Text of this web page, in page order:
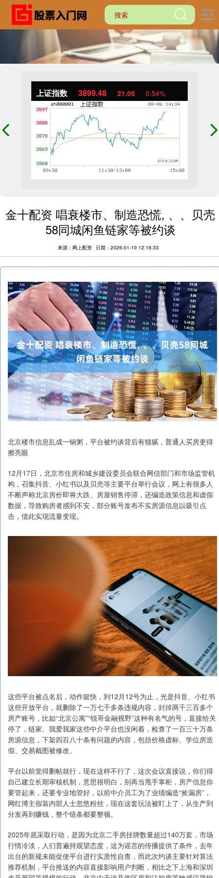
上证指数 3899.48 21.05 0.54%
金十配资 唱衰楼市、制造恐慌, 、、贝壳
58同城闲鱼链家等被约谈
来源：网上配资 日期：2026-01-10 12:16:33
北京楼市信息乱成一锅粥，平台被约谈背后有猫腻，普通人买房更得
擦亮眼
12月17日，北京市住房和城乡建设委员会联合网信部门和市场监管机
构，召集抖音、小红书以及贝壳等主要平台举行会议，网上有很多人
不断声称北京房价即将大跌、房屋销售停滞，还编造政策信息和虚假
数据，导致购房者感到不安，部分账号发布不实房源信息以吸引点
击，借此实现流量变现。
这些平台被点名后，动作挺快，到12月12号为止，光是抖音、小红书
这些开放平台，就删除了一万七千多条违规内容，封掉两千三百多个
房产账号，比如“北京公寓”“锐哥金融视野”这种有名气的号，直接给关
停了，链家、我爱我家这些中介平台也没闲着，检查了一百三十万条
房源信息，下架四百八十条有问题的内容，包括价格虚标、学位房造
假、交易截图被修改。
平台以前觉得删帖就行，现在这样不行了，这次会议直接说，你们得
自己建立长期审核机制，意思很明白，别再当甩手掌柜，房产信息你
要管起来，还要专业地管好，以前中介员工为了业绩编造“捡漏房”，
网红博主假装内部人士忽悠粉丝，现在这套玩法被盯上了，从生产到
分发再到赚钱，整个链条都要整顿。
2025年底采取行动，是因为北京二手房挂牌数量超过140万套，市场
行情冷淡，人们普遍持观望态度，这为谣言的传播提供了条件，去年
出台的新规未能促使平台进行实质性自查，而此次约谈主要针对算法
推荐机制，平台推送的内容直接影响用户判断，相比之下上海和深圳